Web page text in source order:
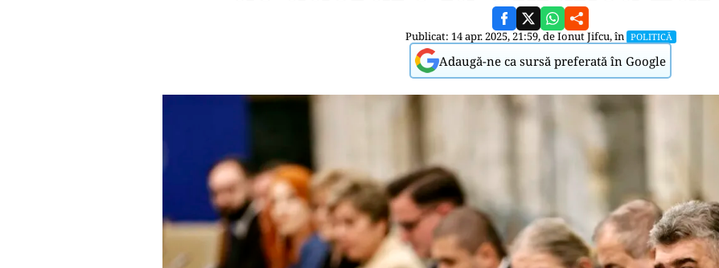
Publicat: 14 apr. 2025, 21:59, deIonut Jifcu, în POLITICĂ
Adaugă-ne ca sursă preferată în Google